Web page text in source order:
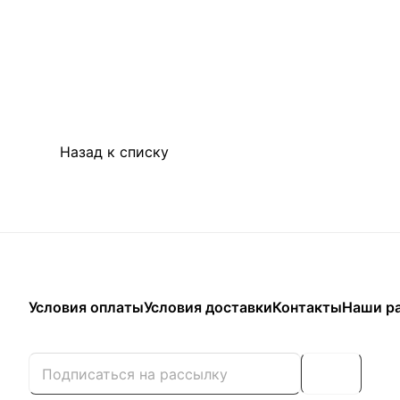
Назад к списку
Условия оплатыУсловия доставкиКонтактыНаши